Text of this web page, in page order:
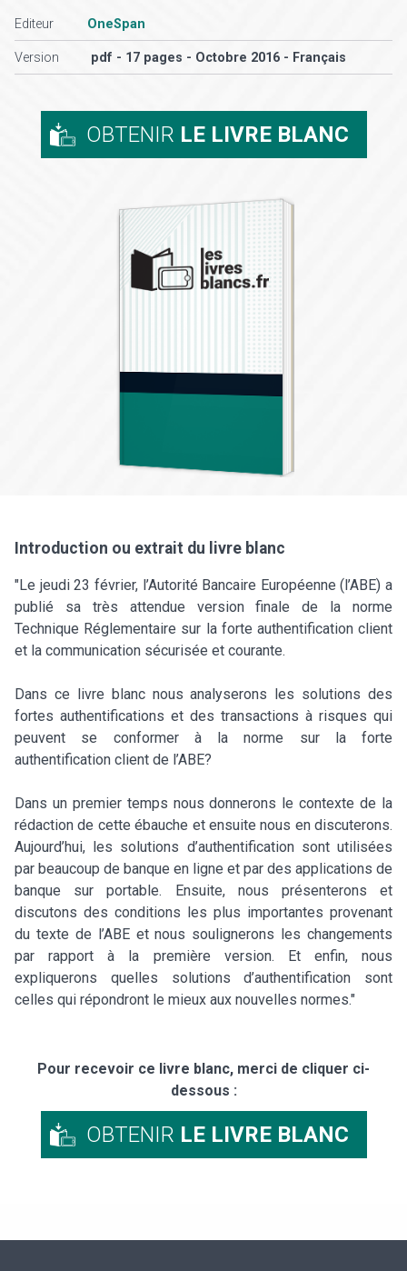
Editeur OneSpan
Version pdf - 17 pages - Octobre 2016 - Français
OBTENIR LE LIVRE BLANC
Introduction ou extrait du livre blanc
"Le jeudi 23 février, l’Autorité Bancaire Européenne (l’ABE) a
publié sa très attendue version finale de la norme
Technique Réglementaire sur la forte authentification client
et la communication sécurisée et courante.
Dans ce livre blanc nous analyserons les solutions des
fortes authentifications et des transactions à risques qui
peuvent se conformer à la norme sur la forte
authentification client de l’ABE?
Dans un premier temps nous donnerons le contexte de la
rédaction de cette ébauche et ensuite nous en discuterons.
Aujourd’hui, les solutions d’authentification sont utilisées
par beaucoup de banque en ligne et par des applications de
banque sur portable. Ensuite, nous présenterons et
discutons des conditions les plus importantes provenant
du texte de l’ABE et nous soulignerons les changements
par rapport à la première version. Et enfin, nous
expliquerons quelles solutions d’authentification sont
celles qui répondront le mieux aux nouvelles normes."
Pour recevoir ce livre blanc, merci de cliquer ci-
dessous :
OBTENIR LE LIVRE BLANC